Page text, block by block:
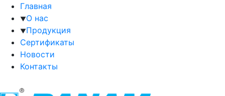
Главная
▼О нас
▼Продукция
Сертификаты
Новости
Контакты